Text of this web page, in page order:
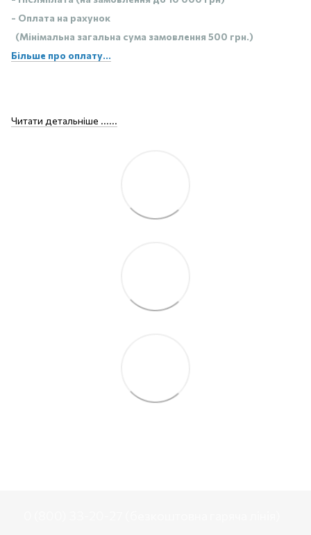
- Оплата на рахунок
(Мінімальна загальна сума замовлення 500 грн.)
Більше про оплату...
Читати детальніше ......